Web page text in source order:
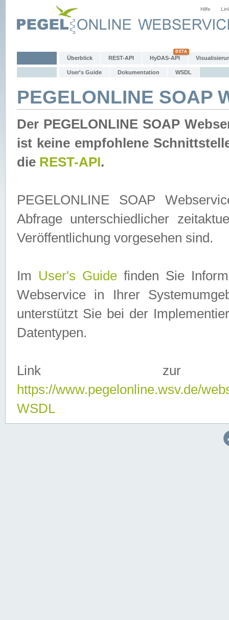
Hilfe
Überblick REST-API HyDAS-API
User's Guide Dokumentation WSDL
PEGELONLINE SOAP
Der PEGELONLINE SOAP
ist keine empfohlene
die REST-API.
PEGELONLINE SOAP
Abfrage unterschiedlicher
Veröffentlichung vorgesehen sind.
Im User's Guidefinden Sie
Webservice in Ihrer
unterstützt Sie bei der
Datentypen.
Link zur
https://www.pegelonline.wsv.de/
WSDL